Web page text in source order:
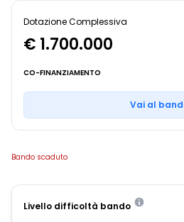
Dotazione Complessiva
€ 1.700.000
CO-FINANZIAMENTO
Vai al
Bando scaduto
Livello difficoltà bando